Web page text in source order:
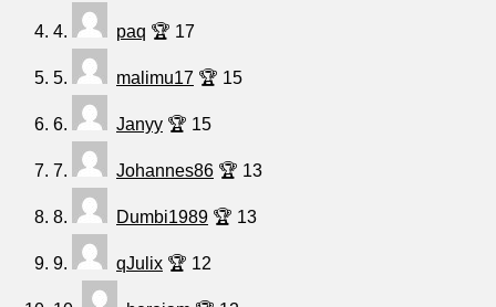
4. paq 🏆 17
5. malimu17 🏆 15
6. Janyy 🏆 15
7. Johannes86 🏆 13
8. Dumbi1989 🏆 13
9. qJulix 🏆 12